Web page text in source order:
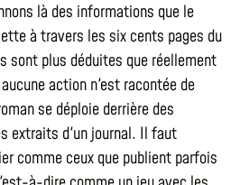
là des informations que le
à travers les six cents pages du
sont plus déduites que réellement
action n'est racontée de
se déploie derrière des
extraits d'un journal. Il faut
comme ceux que publient parfois